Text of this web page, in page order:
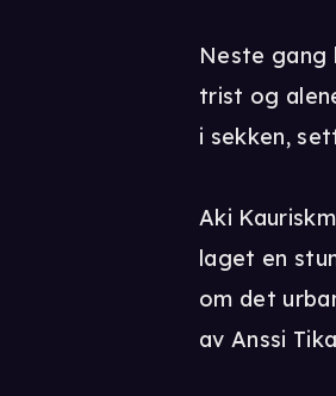
Neste gang
trist og
i sekken,
Aki
laget en
om det
av Anssi